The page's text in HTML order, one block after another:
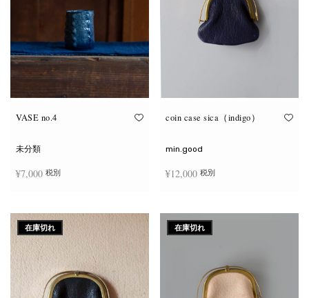
VASE no.4
未分類
¥7,000 税別
coin case sica（indigo）
min.good
¥12,000 税別
在庫切れ 在庫切れ